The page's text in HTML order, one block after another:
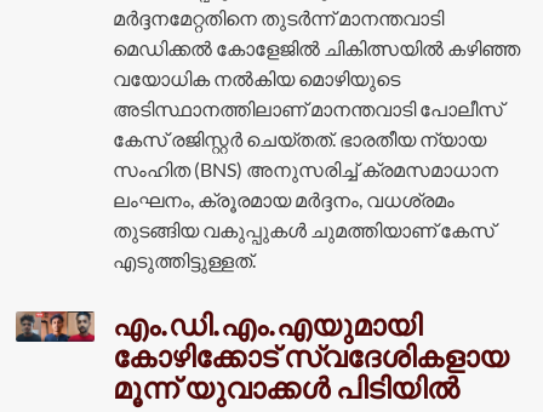
മർദ്ദനമേറ്റതിനെ തുടർന്ന് മാനന്തവാടി
മെഡിക്കൽ കോളേജിൽ ചികിത്സയിൽ കഴിഞ്ഞ
വയോധിക നൽകിയ മൊഴിയുടെ
അടിസ്ഥാനത്തിലാണ് മാനന്തവാടി പോലീസ്
കേസ് രജിസ്റ്റർ ചെയ്തത്. ഭാരതീയ ന്യായ
സംഹിത (BNS) അനുസരിച്ച് ക്രമസമാധാന
ലംഘനം, ക്രൂരമായ മർദ്ദനം, വധശ്രമം
തുടങ്ങിയ വകുപ്പുകൾ ചുമത്തിയാണ് കേസ്
എടുത്തിട്ടുള്ളത്.
എം.ഡി.എം.എയുമായി
കോഴിക്കോട് സ്വദേശികളായ
മൂന്ന് യുവാക്കൾ പിടിയിൽ